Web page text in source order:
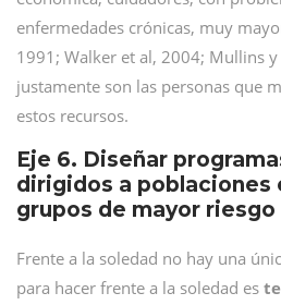
enfermedades crónicas, muy
1991; Walker et al, 2004; Mullins
justamente son las personas que
estos recursos.
Eje 6. Diseñar
dirigidos a poblaciones
grupos de mayor riesgo
Frente a la soledad no hay una
para hacer frente a la soledad es